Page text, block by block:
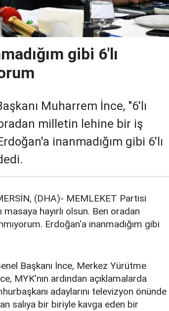
gibi 6'lı
Muharrem İnce, "6'lı
milletin lehine bir iş
inanmadığım gibi 6'lı
(DHA)- MEMLEKET Partisi
hayırlı olsun. Ben oradan
Erdoğan'a inanmadığım gibi
Başkanı İnce, Merkez Yürütme
MYK'nın ardından açıklamalarda
adaylarını televizyon önünde
salıya bir biriyle kavga eden bir